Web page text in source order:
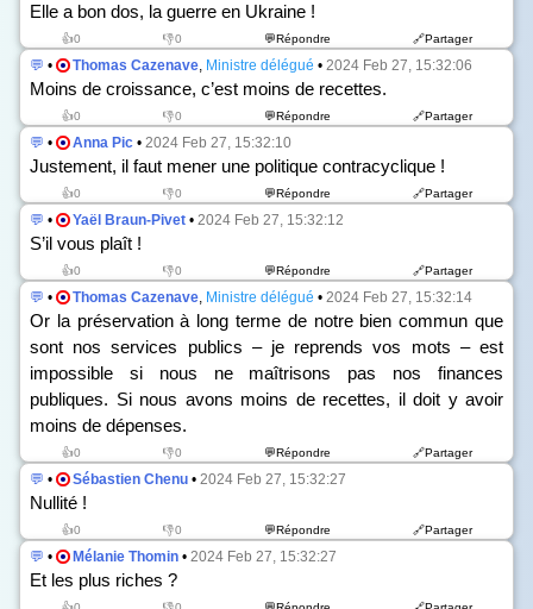
Elle a bon dos, la guerre en Ukraine !
👍0 👎0 💬Répondre 🔗Partager
💬 • Thomas Cazenave, Ministre délégué • 2024 Feb 27, 15:32:06
Moins de croissance, c’est moins de recettes.
👍0 👎0 💬Répondre 🔗Partager
💬 • Anna Pic • 2024 Feb 27, 15:32:10
Justement, il faut mener une politique contracyclique !
👍0 👎0 💬Répondre 🔗Partager
💬 • Yaël Braun-Pivet • 2024 Feb 27, 15:32:12
S’il vous plaît !
👍0 👎0 💬Répondre 🔗Partager
💬 • Thomas Cazenave, Ministre délégué • 2024 Feb 27, 15:32:14
Or la préservation à long terme de notre bien commun que
sont nos services publics – je reprends vos mots – est
impossible si nous ne maîtrisons pas nos finances
publiques. Si nous avons moins de recettes, il doit y avoir
moins de dépenses.
👍0 👎0 💬Répondre 🔗Partager
💬 • Sébastien Chenu • 2024 Feb 27, 15:32:27
Nullité !
👍0 👎0 💬Répondre 🔗Partager
💬 • Mélanie Thomin • 2024 Feb 27, 15:32:27
Et les plus riches ?